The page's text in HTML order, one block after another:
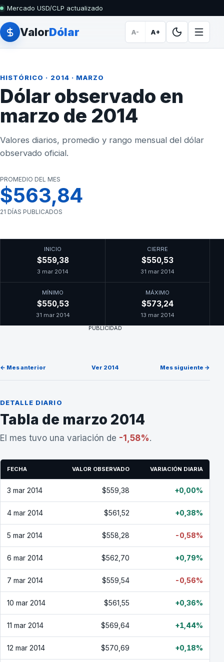
Mercado USD/CLP actualizado
ValorDólar A- A+
HISTÓRICO · 2014 · MARZO
Dólar observado en
marzo de 2014
Valores diarios, promedio y rango mensual del dólar
observado oficial.
PROMEDIO DEL MES
$563,84
21 DÍAS PUBLICADOS
INICIO
$559,38
3 mar 2014
CIERRE
$550,53
31 mar 2014
MÍNIMO
$550,53
31 mar 2014
MÁXIMO
$573,24
13 mar 2014
PUBLICIDAD
← Mes anterior Ver 2014 Mes siguiente →
DETALLE DIARIO
Tabla de marzo 2014
El mes tuvo una variación de -1,58%.
FECHA VALOR OBSERVADO VARIACIÓN DIARIA
3 mar 2014 $559,38 +0,00%
4 mar 2014 $561,52 +0,38%
5 mar 2014 $558,28 -0,58%
6 mar 2014 $562,70 +0,79%
7 mar 2014 $559,54 -0,56%
10 mar 2014 $561,55 +0,36%
11 mar 2014 $569,64 +1,44%
12 mar 2014 $570,69 +0,18%